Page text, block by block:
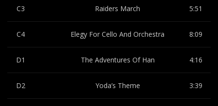
C3 Raiders March 5:51
C4 Elegy For Cello And Orchestra 8:09
D1 The Adventures Of Han 4:16
D2 Yoda’s Theme 3:39